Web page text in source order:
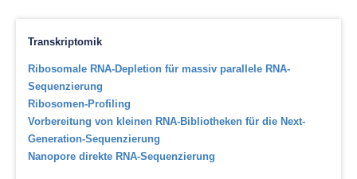
Transkriptomik
Ribosomale RNA-Depletion für massiv parallele RNA-
Sequenzierung
Ribosomen-Profiling
Vorbereitung von kleinen RNA-Bibliotheken für die Next-
Generation-Sequenzierung
Nanopore direkte RNA-Sequenzierung